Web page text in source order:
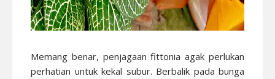
Memang benar, penjagaan fittonia agak perlukan
perhatian untuk kekal subur. Berbalik pada bunga